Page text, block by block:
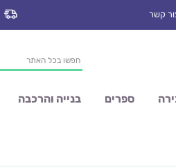
קשר
Products
search
ספרים בנייה והרכבה